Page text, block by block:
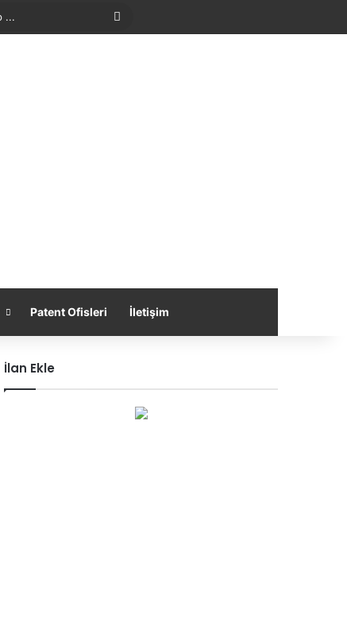
Patent Ofisleri İletişim
İlan Ekle